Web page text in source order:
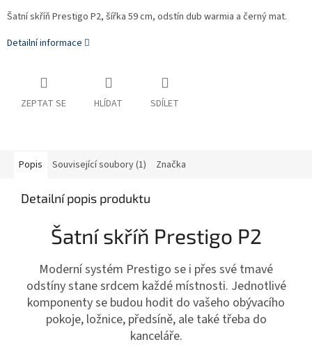
Šatní skříň Prestigo P2, šířka 59 cm, odstín dub warmia a černý mat.
Detailní informace
ZEPTAT SE HLÍDAT SDÍLET
Popis Související soubory (1) Značka
Detailní popis produktu
Šatní skříň Prestigo P2
Moderní systém Prestigo se i přes své tmavé
odstíny stane srdcem každé místnosti. Jednotlivé
komponenty se budou hodit do vašeho obývacího
pokoje, ložnice, předsíně, ale také třeba do
kanceláře.